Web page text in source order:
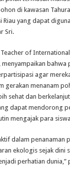
di kawasan
Riau yang dapat
Sri.
of
menyampaikan
agar
gerakan menanam
sehat dan
dapat mendorong
mengajak para
dalam penanaman
ekologis sejak
perhatian